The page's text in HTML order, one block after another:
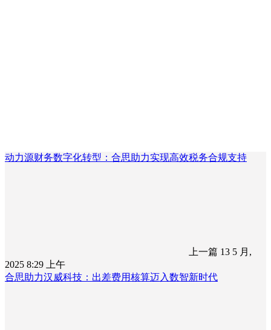
动力源财务数字化转型：合思助力实现高效税务合规支持
上一篇 13 5 月,
2025 8:29 上午
合思助力汉威科技：出差费用核算迈入数智新时代